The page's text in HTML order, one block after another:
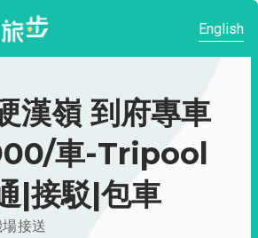
English
漢嶺 到府專車
車-Tripool
|接駁|包車
接送